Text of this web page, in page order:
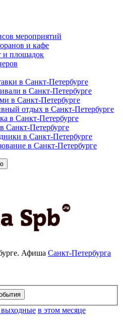
мероприятий
и кафе
и площадок
в Санкт-Петербурге
в Санкт-Петербурге
в Санкт-Петербурге
отдых в Санкт-Петербурге
в Санкт-Петербурге
Санкт-Петербурге
в Санкт-Петербурге
в Санкт-Петербурге
Афиша Санкт-Петербурга
выходные в этом месяце